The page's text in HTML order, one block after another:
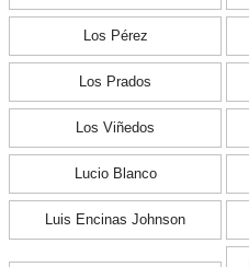
Los Pérez
Los Prados
Los Viñedos
Lucio Blanco
Luis Encinas Johnson